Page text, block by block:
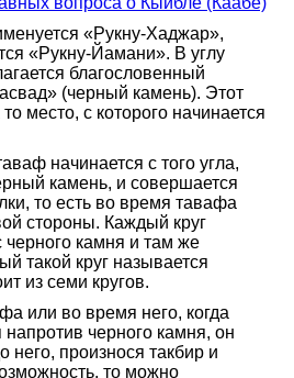
«Рукну-Хаджар»,
«Рукну-Йамани». В углу
благословенный
(черный камень). Этот
место, с которого начинается
начинается с того угла,
камень, и совершается
то есть во время тавафа
стороны. Каждый круг
черного камня и там же
такой круг называется
из семи кругов.
или во время него, когда
напротив черного камня, он
него, произнося такбир и
то можно